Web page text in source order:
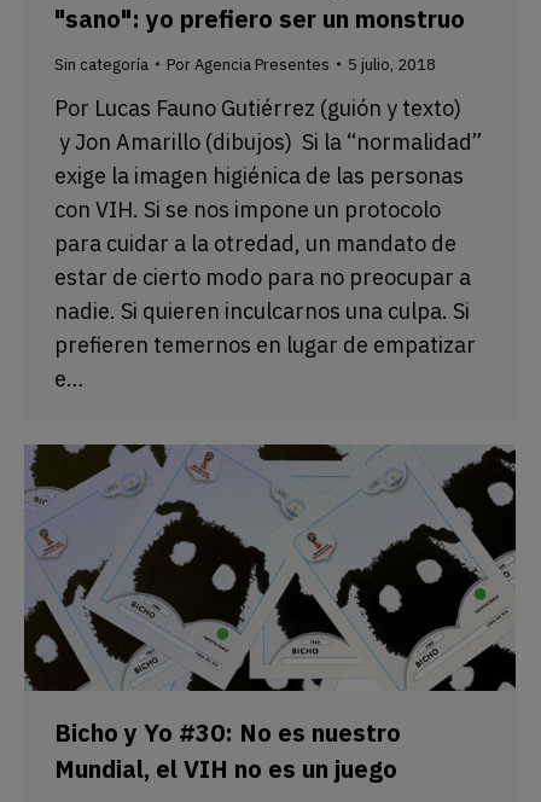
"sano": yo prefiero ser un monstruo
Sin categoría PorAgencia Presentes 5 julio, 2018
Por Lucas Fauno Gutiérrez (guión y texto)
y Jon Amarillo (dibujos) Si la “normalidad”
exige la imagen higiénica de las personas
con VIH. Si se nos impone un protocolo
para cuidar a la otredad, un mandato de
estar de cierto modo para no preocupar a
nadie. Si quieren inculcarnos una culpa. Si
prefieren temernos en lugar de empatizar
e…
Bicho y Yo #30: No es nuestro
Mundial, el VIH no es un juego